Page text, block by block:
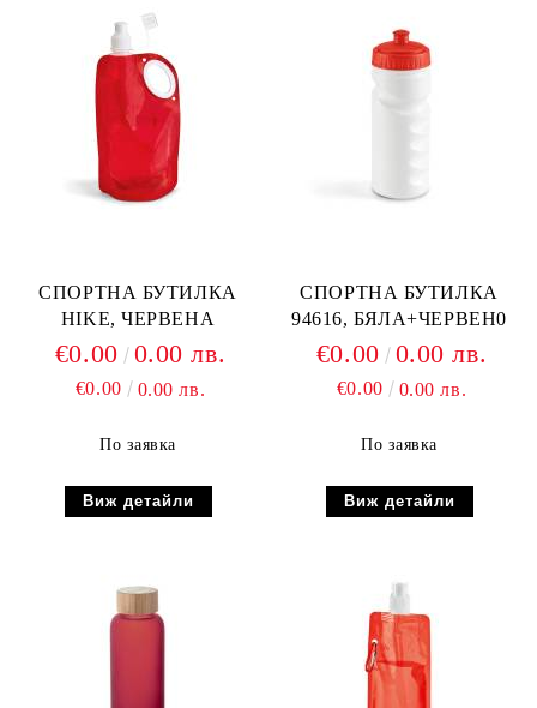
СПОРТНА БУТИЛКА
HIKE, ЧЕРВЕНА
€0.00 0.00 лв.
€0.00 0.00 лв.
По заявка
Виж детайли
СПОРТНА БУТИЛКА
94616, БЯЛА+ЧЕРВЕН0
€0.00 0.00 лв.
€0.00 0.00 лв.
По заявка
Виж детайли